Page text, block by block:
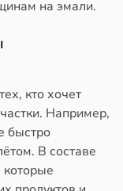
на эмали.
кто хочет
Например,
быстро
В составе